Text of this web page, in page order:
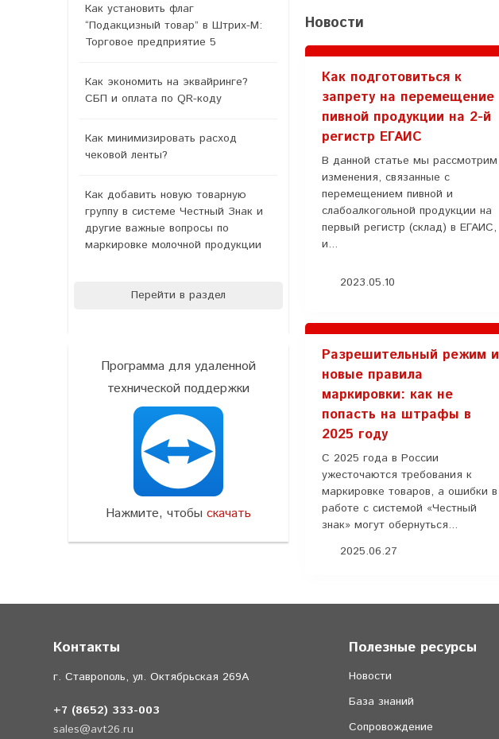
Как установить флаг
“Подакцизный товар” в Штрих-М:
Торговое предприятие 5
Как экономить на эквайринге?
СБП и оплата по QR-коду
Как минимизировать расход
чековой ленты?
Как добавить новую товарную
группу в системе Честный Знак и
другие важные вопросы по
маркировке молочной продукции
Перейти в раздел
Программа для удаленной
технической поддержки
Нажмите, чтобыскачать
Новости
Как подготовиться к
запрету на перемещение
пивной продукции на 2-й
регистр ЕГАИС
В данной статье мы рассмотрим
изменения, связанные с
перемещением пивной и
слабоалкогольной продукции на
первый регистр (склад) в ЕГАИС,
и...
2023.05.10
Разрешительный режим и
новые правила
маркировки: как не
попасть на штрафы в
2025 году
С 2025 года в России
ужесточаются требования к
маркировке товаров, а ошибки в
работе с системой «Честный
знак» могут обернуться...
2025.06.27
Полезные ресурсы
Новости
База знаний
Сопровождение
Контакты
г. Ставрополь, ул. Октябрьская 269А
+7 (8652) 333-003
sales@avt26.ru